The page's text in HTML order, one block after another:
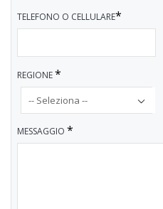
TELEFONO O CELLULARE*
REGIONE*
MESSAGGIO *